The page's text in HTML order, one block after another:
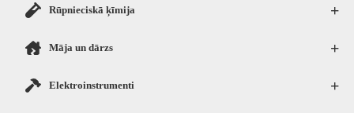
+
Rūpnieciskā ķīmija
+
Māja un dārzs
+
Elektroinstrumenti